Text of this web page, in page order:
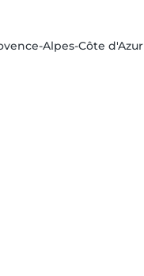
Alpes-Côte d'Azur